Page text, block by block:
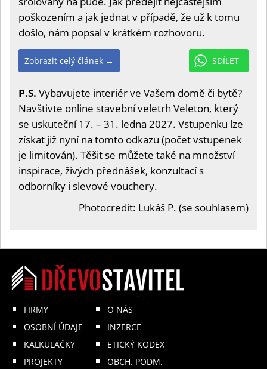
poškozením a jak jednat v případě, že už k tomu
došlo, nám popsal v krátkém rozhovoru.
SDÍLET
Zobrazit celý článek →
P.S. Vybavujete interiér ve Vašem domě či bytě?
Navštivte online stavební veletrh Veleton, který
se uskuteční 17. – 31. ledna 2027. Vstupenku lze
získat již nyní na tomto odkazu (počet vstupenek
je limitován). Těšit se můžete také na množství
inspirace, živých přednášek, konzultací s
odborníky i slevové vouchery.
Photocredit: Lukáš P. (se souhlasem)
FIRMY
OSOBNÍ ÚDAJE
KALKULAČKY
PROJEKTY
O NÁS
INZERCE
ETICKÝ KODEX
OBCH. PODM.